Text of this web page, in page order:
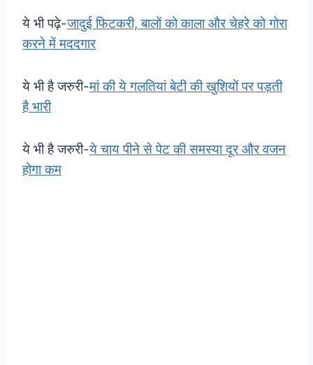
ये भी पढ़े-जादुई फिटकरी, बालों को काला और चेहरे को गोरा
करने में मददगार
ये भी है जरुरी-मां की ये गलतियां बेटी की खुशियों पर पड़ती
है भारी
ये भी है जरुरी-ये चाय पीने से पेट की समस्या दूर और वजन
होगा कम